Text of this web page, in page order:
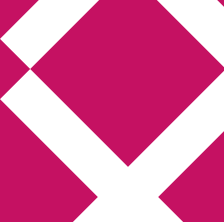
Annikas litteratur-
och kulturblogg
Deckare, kriminalromaner, thrillers
Hem Författarfemman
Webbshop Amazon
Bokbloggsjerka Bloggmaraton
Kriminalroman Min tv-blogg